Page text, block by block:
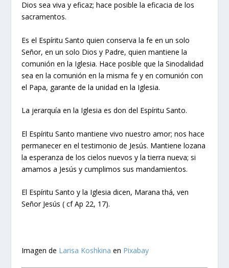
Dios sea viva y eficaz; hace posible la eficacia de los
sacramentos.
Es el Espíritu Santo quien conserva la fe en un solo
Señor, en un solo Dios y Padre, quien mantiene la
comunión en la Iglesia. Hace posible que la Sinodalidad
sea en la comunión en la misma fe y en comunión con
el Papa, garante de la unidad en la Iglesia.
La jerarquía en la Iglesia es don del Espíritu Santo.
El Espíritu Santo mantiene vivo nuestro amor; nos hace
permanecer en el testimonio de Jesús. Mantiene lozana
la esperanza de los cielos nuevos y la tierra nueva; si
amamos a Jesús y cumplimos sus mandamientos.
El Espíritu Santo y la Iglesia dicen, Marana thá, ven
Señor Jesús ( cf Ap 22, 17).
Imagen de Larisa Koshkina en Pixabay